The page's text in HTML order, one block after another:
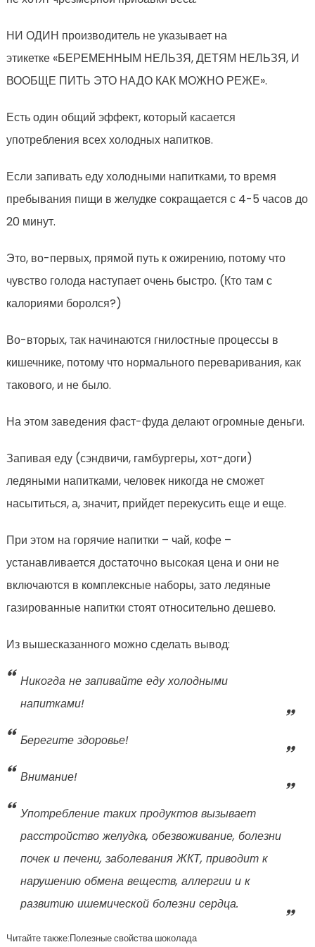
НИ ОДИН производитель не указывает на
этикетке «БЕРЕМЕННЫМ НЕЛЬЗЯ, ДЕТЯМ НЕЛЬЗЯ, И
ВООБЩЕ ПИТЬ ЭТО НАДО КАК МОЖНО РЕЖЕ».
Есть один общий эффект, который касается
употребления всех холодных напитков.
Если запивать еду холодными напитками, то время
пребывания пищи в желудке сокращается с 4-5 часов до
20 минут.
Это, во-первых, прямой путь к ожирению, потому что
чувство голода наступает очень быстро. (Кто там с
калориями боролся?)
Во-вторых, так начинаются гнилостные процессы в
кишечнике, потому что нормального переваривания, как
такового, и не было.
На этом заведения фаст-фуда делают огромные деньги.
Запивая еду (сэндвичи, гамбургеры, хот-доги)
ледяными напитками, человек никогда не сможет
насытиться, а, значит, прийдет перекусить еще и еще.
При этом на горячие напитки – чай, кофе –
устанавливается достаточно высокая цена и они не
включаются в комплексные наборы, зато ледяные
газированные напитки стоят относительно дешево.
Из вышесказанного можно сделать вывод:
Никогда не запивайте еду холодными
напитками!
Берегите здоровье!
Внимание!
Употребление таких продуктов вызывает
расстройство желудка, обезвоживание, болезни
почек и печени, заболевания ЖКТ, приводит к
нарушению обмена веществ, аллергии и к
развитию ишемической болезни сердца.
Читайте также:Полезные свойства шоколада